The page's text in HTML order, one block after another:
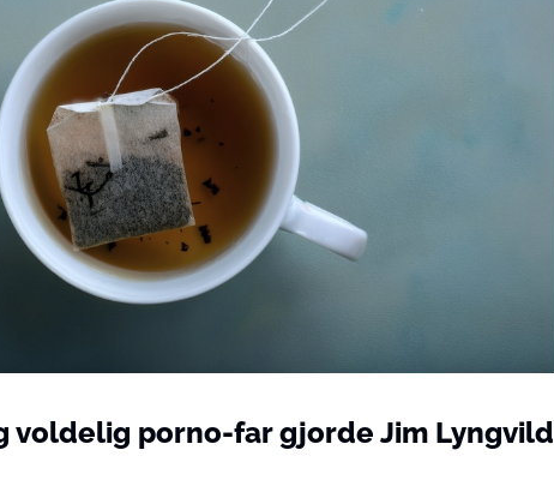
voldelig porno-far gjorde Jim Lyngvild